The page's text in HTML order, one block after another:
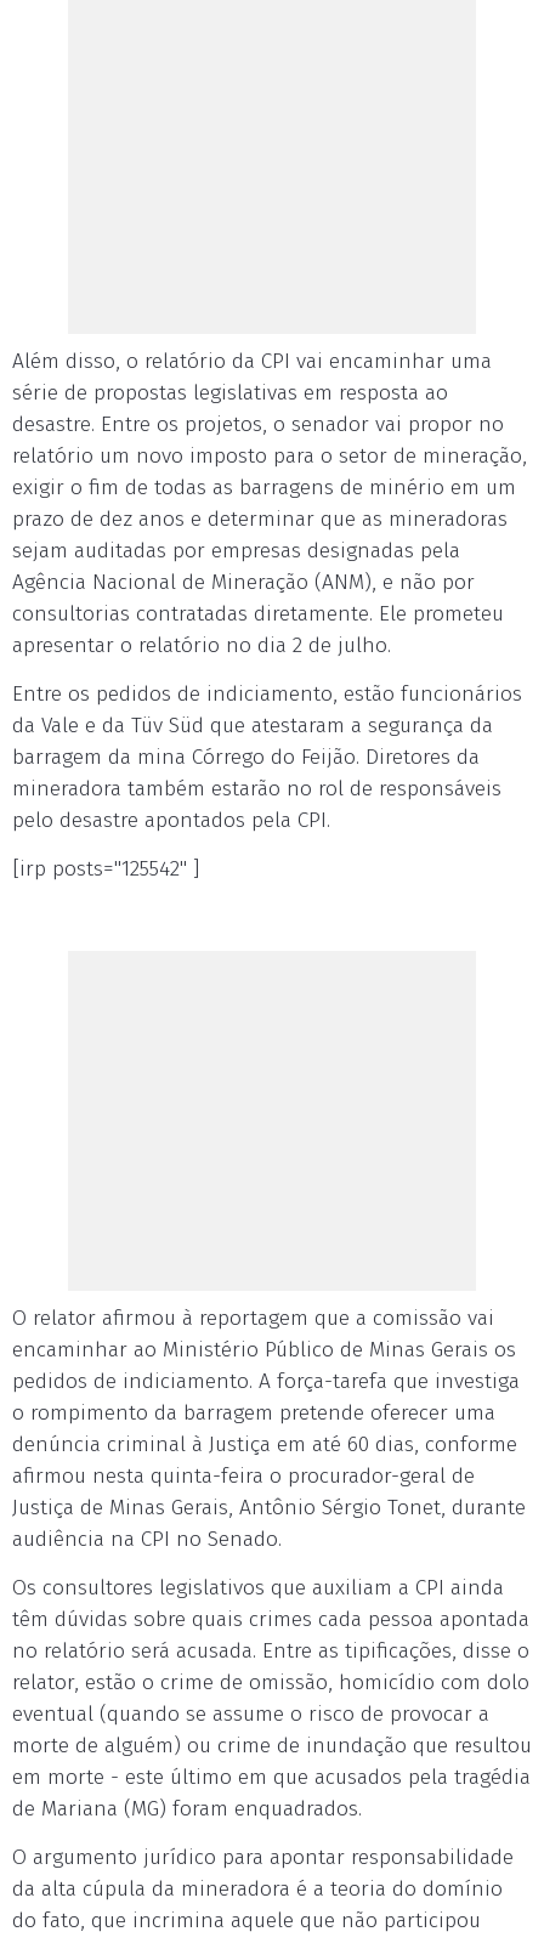
Além disso, o relatório da CPI vai encaminhar uma
série de propostas legislativas em resposta ao
desastre. Entre os projetos, o senador vai propor no
relatório um novo imposto para o setor de mineração,
exigir o fim de todas as barragens de minério em um
prazo de dez anos e determinar que as mineradoras
sejam auditadas por empresas designadas pela
Agência Nacional de Mineração (ANM), e não por
consultorias contratadas diretamente. Ele prometeu
apresentar o relatório no dia 2 de julho.
Entre os pedidos de indiciamento, estão funcionários
da Vale e da Tüv Süd que atestaram a segurança da
barragem da mina Córrego do Feijão. Diretores da
mineradora também estarão no rol de responsáveis
pelo desastre apontados pela CPI.
[irp posts="125542" ]
O relator afirmou à reportagem que a comissão vai
encaminhar ao Ministério Público de Minas Gerais os
pedidos de indiciamento. A força-tarefa que investiga
o rompimento da barragem pretende oferecer uma
denúncia criminal à Justiça em até 60 dias, conforme
afirmou nesta quinta-feira o procurador-geral de
Justiça de Minas Gerais, Antônio Sérgio Tonet, durante
audiência na CPI no Senado.
Os consultores legislativos que auxiliam a CPI ainda
têm dúvidas sobre quais crimes cada pessoa apontada
no relatório será acusada. Entre as tipificações, disse o
relator, estão o crime de omissão, homicídio com dolo
eventual (quando se assume o risco de provocar a
morte de alguém) ou crime de inundação que resultou
em morte - este último em que acusados pela tragédia
de Mariana (MG) foram enquadrados.
O argumento jurídico para apontar responsabilidade
da alta cúpula da mineradora é a teoria do domínio
do fato, que incrimina aquele que não participou